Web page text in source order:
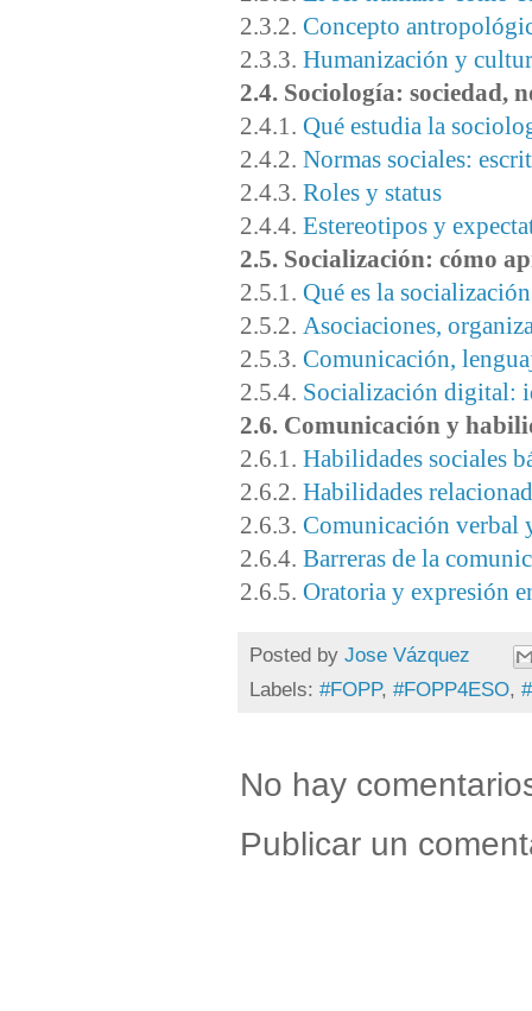
2.3.2. Concepto
2.3.3. Humanización y
2.4. Sociología: sociedad,
2.4.1. Qué estudia la
2.4.2. Normas sociales:
2.4.3. Roles y status
2.4.4. Estereotipos y
2.5. Socialización: cómo
2.5.1. Qué es la socialización
2.5.2. Asociaciones,
2.5.3. Comunicación,
2.5.4. Socialización digital:
2.6. Comunicación y
2.6.1. Habilidades sociales
2.6.2. Habilidades
2.6.3. Comunicación verbal
2.6.4. Barreras de la
2.6.5. Oratoria y expresión
Posted by Jose Vázquez
Labels: #FOPP, #FOPP4ESO,
No hay
Publicar un